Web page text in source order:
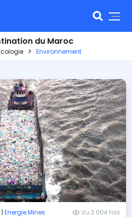
du Maroc
Environnement
| Energie Mines Vu 3 004 fois